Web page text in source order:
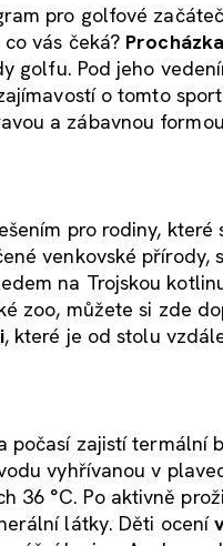
pro golfové
co vás čeká?
golfu. Pod jeho
o tomto
a zábavnou
pro rodiny,
venkovské přírody,
na Trojskou
zoo, můžete si zde
, které je od stolu
zajistí termální
vyhřívanou v
36 °C. Po aktivně
látky. Děti ocení